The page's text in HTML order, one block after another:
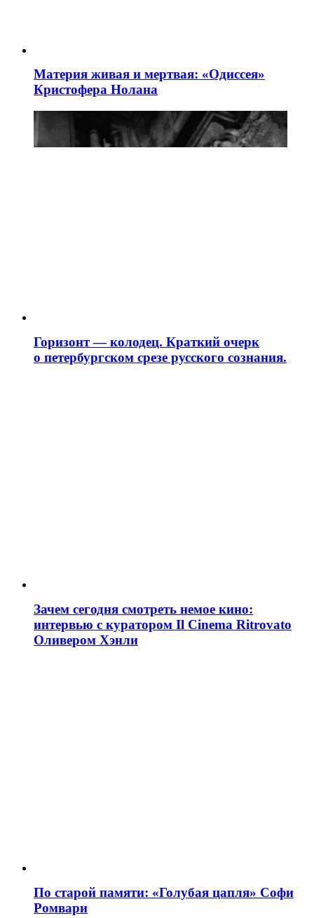
Материя живая и мертвая: «Одиссея»
Кристофера Нолана
Горизонт — колодец. Краткий очерк
о петербургском срезе русского сознания.
Зачем сегодня смотреть немое кино:
интервью с куратором Il Cinema Ritrovato
Оливером Хэнли
По старой памяти: «Голубая цапля» Софи
Ромвари